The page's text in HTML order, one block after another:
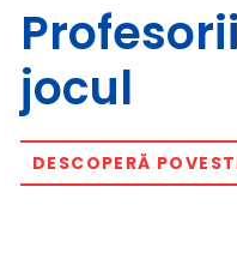
jocul
DESCOPERĂ